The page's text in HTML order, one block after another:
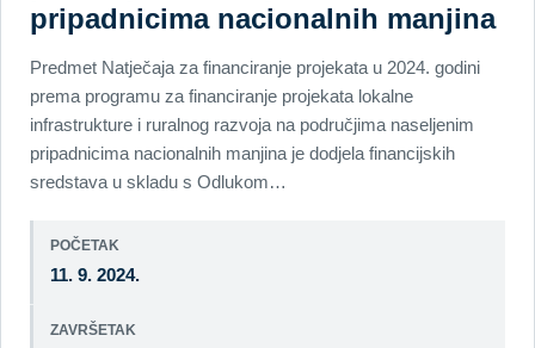
pripadnicima nacionalnih manjina
Predmet Natječaja za financiranje projekata u 2024. godini
prema programu za financiranje projekata lokalne
infrastrukture i ruralnog razvoja na područjima naseljenim
pripadnicima nacionalnih manjina je dodjela financijskih
sredstava u skladu s Odlukom…
POČETAK
11. 9. 2024.
ZAVRŠETAK